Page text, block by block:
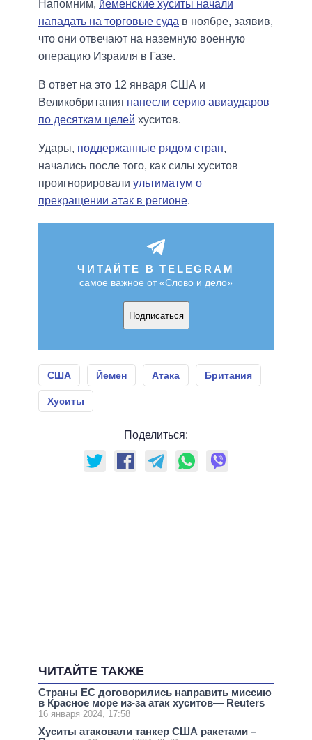
Напомним, йеменские хуситы начали
нападать на торговые суда в ноябре, заявив,
что они отвечают на наземную военную
операцию Израиля в Газе.
В ответ на это 12 января США и
Великобритания нанесли серию авиаударов
по десяткам целей хуситов.
Удары, поддержанные рядом стран,
начались после того, как силы хуситов
проигнорировали ультиматум о
прекращении атак в регионе.
ЧИТАЙТЕ В TELEGRAM
самое важное от «Слово и дело»
Подписаться
США Йемен Атака Британия
Хуситы
Поделиться:
ЧИТАЙТЕ ТАКЖЕ
Страны ЕС договорились направить миссию
в Красное море из-за атак хуситов— Reuters
16 января 2024, 17:58
Хуситы атаковали танкер США ракетами –